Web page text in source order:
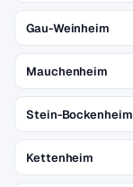
Gau-Weinheim
Mauchenheim
Stein-Bockenheim
Kettenheim